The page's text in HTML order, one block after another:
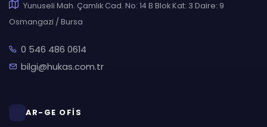
Yunuseli Mah. Çamlık Cad. No: 14 B Blok Kat: 3 Daire: 9
Osmangazi / Bursa
0 546 486 0614
bilgi@hukas.com.tr
AR-GE OFİS